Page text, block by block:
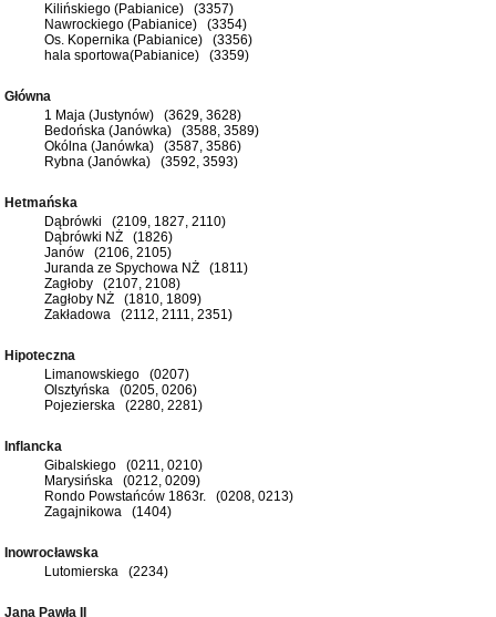
Kilińskiego (Pabianice) (3357)
Nawrockiego (Pabianice) (3354)
Os. Kopernika (Pabianice) (3356)
hala sportowa(Pabianice) (3359)
Główna
1 Maja (Justynów) (3629, 3628)
Bedońska (Janówka) (3588, 3589)
Okólna (Janówka) (3587, 3586)
Rybna (Janówka) (3592, 3593)
Hetmańska
Dąbrówki (2109, 1827, 2110)
Dąbrówki NŻ (1826)
Janów (2106, 2105)
Juranda ze Spychowa NŻ (1811)
Zagłoby (2107, 2108)
Zagłoby NŻ (1810, 1809)
Zakładowa (2112, 2111, 2351)
Hipoteczna
Limanowskiego (0207)
Olsztyńska (0205, 0206)
Pojezierska (2280, 2281)
Inflancka
Gibalskiego (0211, 0210)
Marysińska (0212, 0209)
Rondo Powstańców 1863r. (0208, 0213)
Zagajnikowa (1404)
Inowrocławska
Lutomierska (2234)
Jana Pawła II